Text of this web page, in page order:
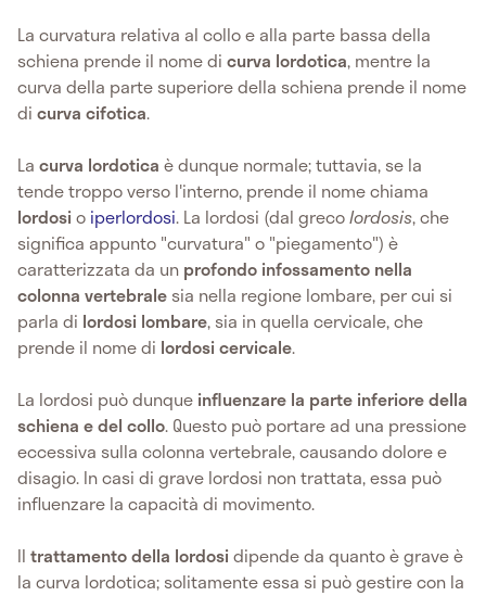
La curvatura relativa al collo e alla parte bassa della
schiena prende il nome di curva lordotica, mentre la
curva della parte superiore della schiena prende il nome
di curva cifotica.
La curva lordotica è dunque normale; tuttavia, se la
tende troppo verso l'interno, prende il nome chiama
lordosio iperlordosi. La lordosi (dal grecolordosis, che
significa appunto "curvatura" o "piegamento") è
caratterizzata da un profondo infossamento nella
colonna vertebrale sia nella regione lombare, per cui si
parla di lordosi lombare, sia in quella cervicale, che
prende il nome di lordosi cervicale.
La lordosi può dunque influenzare la parte inferiore della
schiena e del collo. Questo può portare ad una pressione
eccessiva sulla colonna vertebrale, causando dolore e
disagio. In casi di grave lordosi non trattata, essa può
influenzare la capacità di movimento.
Il trattamento della lordosidipende da quanto è grave è
la curva lordotica; solitamente essa si può gestire con la